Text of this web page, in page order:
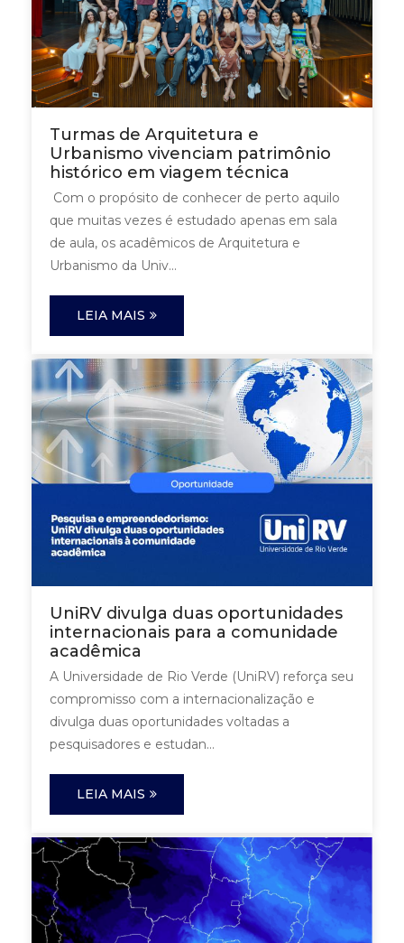
Turmas de Arquitetura e
Urbanismo vivenciam patrimônio
histórico em viagem técnica
Com o propósito de conhecer de perto aquilo
que muitas vezes é estudado apenas em sala
de aula, os acadêmicos de Arquitetura e
Urbanismo da Univ...
LEIA MAIS
UniRV divulga duas oportunidades
internacionais para a comunidade
acadêmica
A Universidade de Rio Verde (UniRV) reforça seu
compromisso com a internacionalização e
divulga duas oportunidades voltadas a
pesquisadores e estudan...
LEIA MAIS